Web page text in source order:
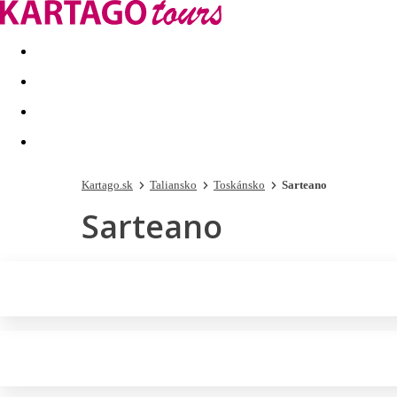
Last minute Dovolenkové kluby
Kartago.sk Taliansko Toskánsko Sarteano
Sarteano